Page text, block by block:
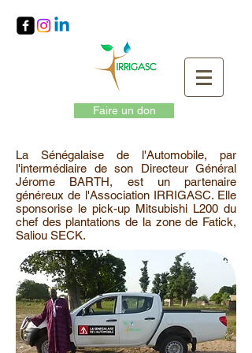
Faire un don
La Sénégalaise de l'Automobile, par
l'intermédiaire de son Directeur Général
Jérome BARTH, est un partenaire
généreux de l'Association IRRIGASC. Elle
sponsorise le pick-up Mitsubishi L200 du
chef des plantations de la zone de Fatick,
Saliou SECK.